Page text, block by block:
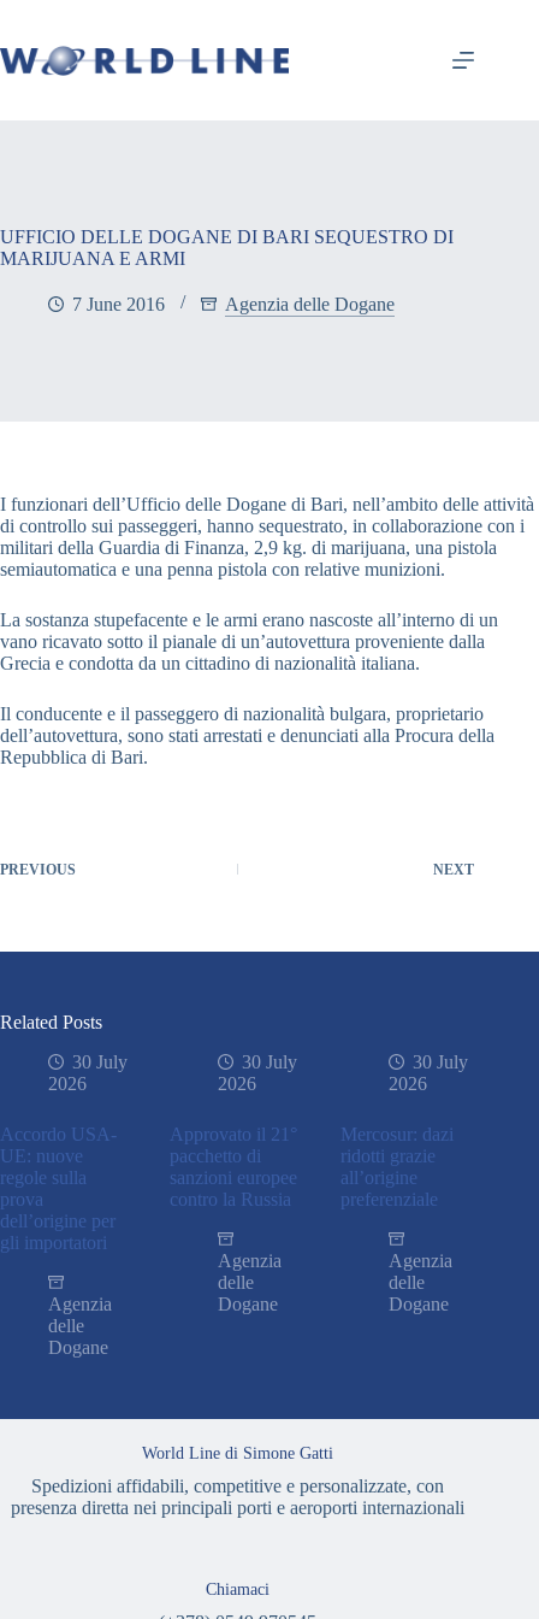
UFFICIO DELLE DOGANE DI BARI SEQUESTRO DI
MARIJUANA E ARMI
7 June 2016 Agenzia delle Dogane
I funzionari dell’Ufficio delle Dogane di Bari, nell’ambito delle attività
di controllo sui passeggeri, hanno sequestrato, in collaborazione con i
militari della Guardia di Finanza, 2,9 kg. di marijuana, una pistola
semiautomatica e una penna pistola con relative munizioni.
La sostanza stupefacente e le armi erano nascoste all’interno di un
vano ricavato sotto il pianale di un’autovettura proveniente dalla
Grecia e condotta da un cittadino di nazionalità italiana.
Il conducente e il passeggero di nazionalità bulgara, proprietario
dell’autovettura, sono stati arrestati e denunciati alla Procura della
Repubblica di Bari.
PREVIOUS NEXT
Related Posts
30 July
2026
Accordo USA-
UE: nuove
regole sulla
prova
dell’origine per
gli importatori
Agenzia
delle
Dogane
30 July
2026
Approvato il 21°
pacchetto di
sanzioni europee
contro la Russia
Agenzia
delle
Dogane
30 July
2026
Mercosur: dazi
ridotti grazie
all’origine
preferenziale
Agenzia
delle
Dogane
World Line di Simone Gatti
Spedizioni affidabili, competitive e personalizzate, con
presenza diretta nei principali porti e aeroporti internazionali
Chiamaci